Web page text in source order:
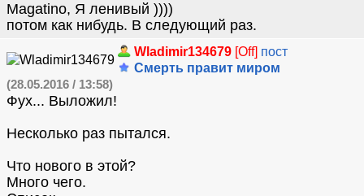
Magatino, Я ленивый ))))
потом как нибудь. В следующий раз.
Wladimir134679 [Off] пост
Смерть правит миром
(28.05.2016 / 13:58)
Фух... Выложил!
Несколько раз пытался.
Что нового в этой?
Много чего.